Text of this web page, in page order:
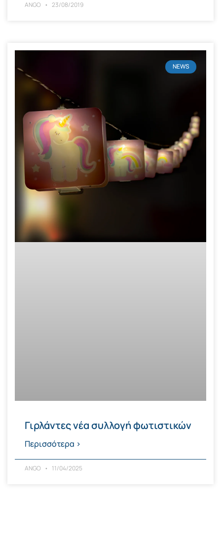
ANGO 23/08/2019
NEWS
Γιρλάντες νέα συλλογή φωτιστικών
Περισσότερα >
ANGO 11/04/2025